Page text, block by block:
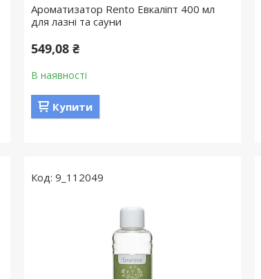
Ароматизатор Rento Евкаліпт 400 мл
для лазні та сауни
549,08 ₴
В наявності
Купити
9_112049